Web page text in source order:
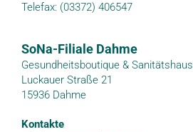
Telefax: (03372) 406547
SoNa-Filiale Dahme
Gesundheitsboutique & Sanitätshaus
Luckauer Straße 21
15936 Dahme
Kontakte